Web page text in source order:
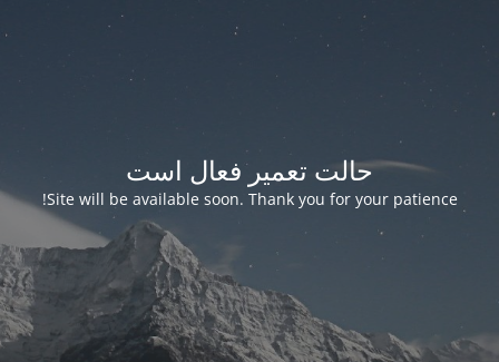
حالت تعمیر فعال است
Site will be available soon. Thank you for your patience!